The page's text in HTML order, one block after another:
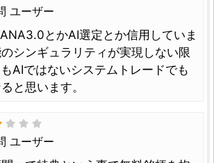
ユーザー
とかAI選定とか信用していま
シンギュラリティが実現しない限
AIではないシステムトレードでも
と思います。
ユーザー